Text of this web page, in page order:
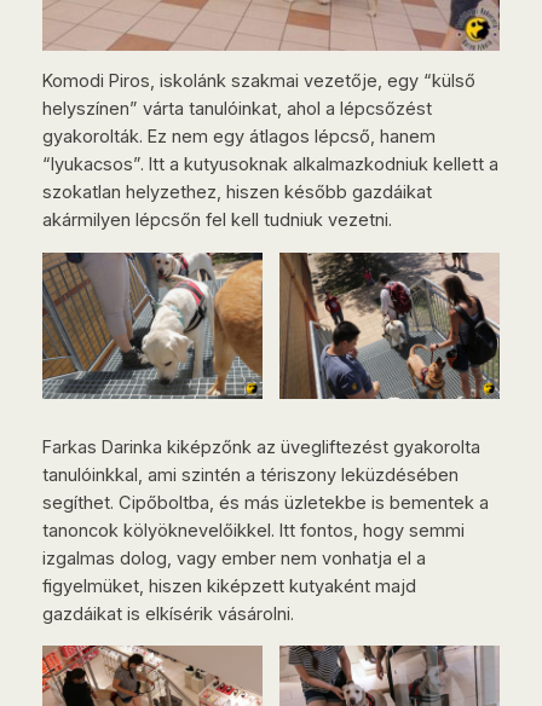
Komodi Piros, iskolánk szakmai vezetője, egy “külső
helyszínen” várta tanulóinkat, ahol a lépcsőzést
gyakorolták. Ez nem egy átlagos lépcső, hanem
“lyukacsos”. Itt a kutyusoknak alkalmazkodniuk kellett a
szokatlan helyzethez, hiszen később gazdáikat
akármilyen lépcsőn fel kell tudniuk vezetni.
Farkas Darinka kiképzőnk az üvegliftezést gyakorolta
tanulóinkkal, ami szintén a tériszony leküzdésében
segíthet. Cipőboltba, és más üzletekbe is bementek a
tanoncok kölyöknevelőikkel. Itt fontos, hogy semmi
izgalmas dolog, vagy ember nem vonhatja el a
figyelmüket, hiszen kiképzett kutyaként majd
gazdáikat is elkísérik vásárolni.